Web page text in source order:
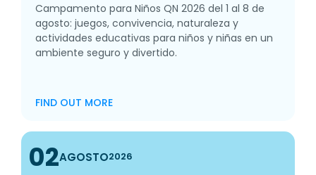
Campamento para Niños QN 2026 del 1 al 8 de
agosto: juegos, convivencia, naturaleza y
actividades educativas para niños y niñas en un
ambiente seguro y divertido.
FIND OUT MORE
02AGOSTO2026